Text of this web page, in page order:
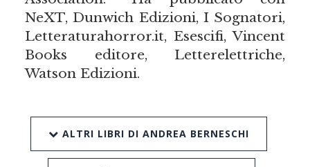
NeXT, Dunwich Edizioni, I Sognatori,
Letteraturahorror.it, Esescifi, Vincent
Books editore, Letterelettriche,
Watson Edizioni.
ALTRI LIBRI DI ANDREA BERNESCHI